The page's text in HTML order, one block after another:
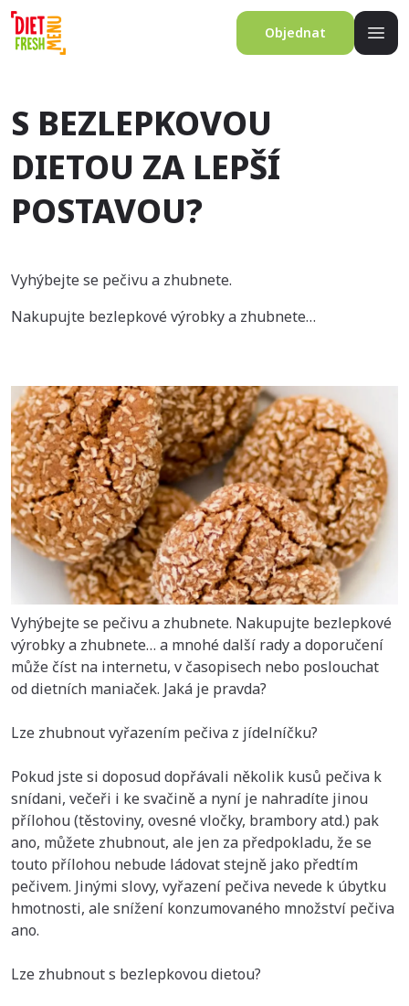
Objednat
S BEZLEPKOVOU
DIETOU ZA LEPŠÍ
POSTAVOU?
Vyhýbejte se pečivu a zhubnete.
Nakupujte bezlepkové výrobky a zhubnete…
Vyhýbejte se pečivu a zhubnete. Nakupujte bezlepkové
výrobky a zhubnete… a mnohé další rady a doporučení
může číst na internetu, v časopisech nebo poslouchat
od dietních maniaček. Jaká je pravda?
Lze zhubnout vyřazením pečiva z jídelníčku?
Pokud jste si doposud dopřávali několik kusů pečiva k
snídani, večeři i ke svačině a nyní je nahradíte jinou
přílohou (těstoviny, ovesné vločky, brambory atd.) pak
ano, můžete zhubnout, ale jen za předpokladu, že se
touto přílohou nebude ládovat stejně jako předtím
pečivem. Jinými slovy, vyřazení pečiva nevede k úbytku
hmotnosti, ale snížení konzumovaného množství pečiva
ano.
Lze zhubnout s bezlepkovou dietou?